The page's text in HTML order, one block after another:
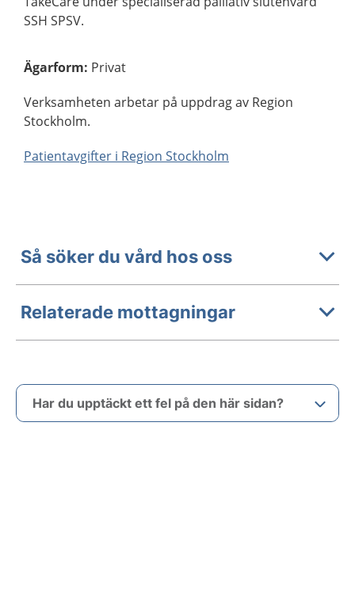
SSH SPSV.
Ägarform: Privat
Verksamheten arbetar på uppdrag av Region
Stockholm.
Patientavgifter i Region Stockholm
Så söker du vård hos oss
Relaterade mottagningar
Har du upptäckt ett fel på den här sidan?